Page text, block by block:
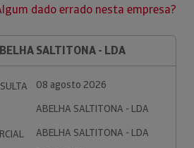
dado errado nesta empresa?
SALTITONA - LDA
08 agosto 2026
ABELHA SALTITONA - LDA
ABELHA SALTITONA - LDA